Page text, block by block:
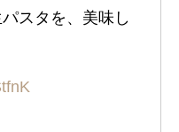
スタを、美味し